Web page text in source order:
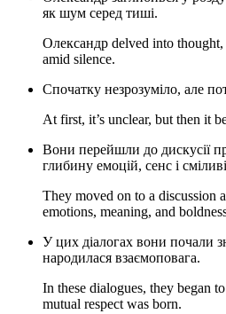
як шум серед тиші.
Олександр delved into
amid silence.
Спочатку незрозуміло, але
At first, it’s unclear, but then it
Вони перейшли до дискусії
глибину емоцій, сенс і
They moved on to a discussion
emotions, meaning, and
У цих діалогах вони почали
народилася взаємоповага.
In these dialogues, they began
mutual respect was born.